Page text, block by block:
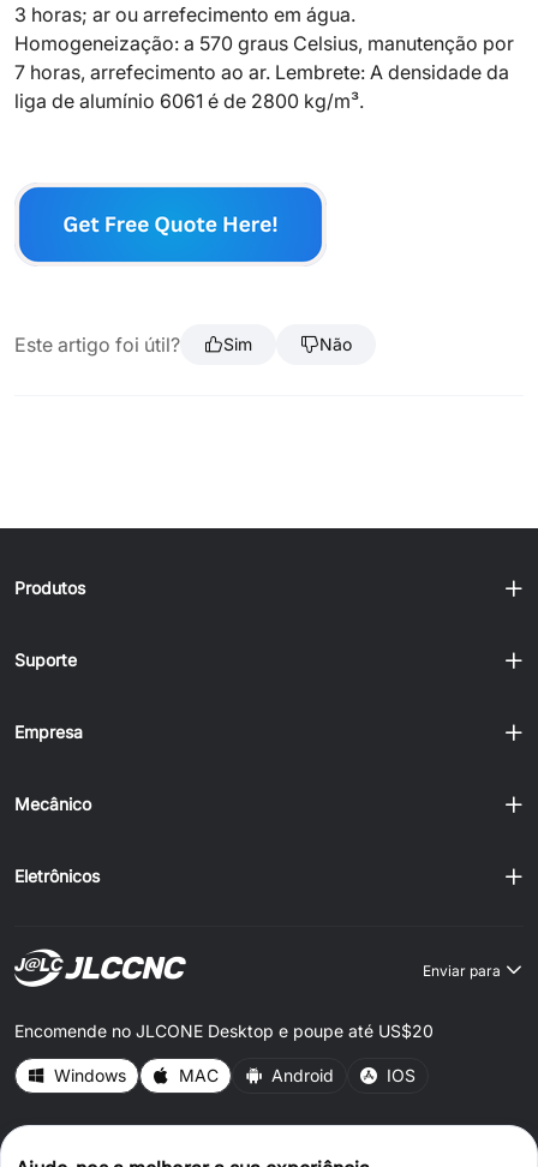
3 horas; ar ou arrefecimento em água.
Homogeneização: a 570 graus Celsius, manutenção por
7 horas, arrefecimento ao ar. Lembrete: A densidade da
liga de alumínio 6061 é de 2800 kg/m³.
Este artigo foi útil? Sim Não
Produtos
Suporte
Empresa
Mecânico
Eletrônicos
Enviar para
Encomende no JLCONE Desktop e poupe até US$20
Windows MAC Android IOS